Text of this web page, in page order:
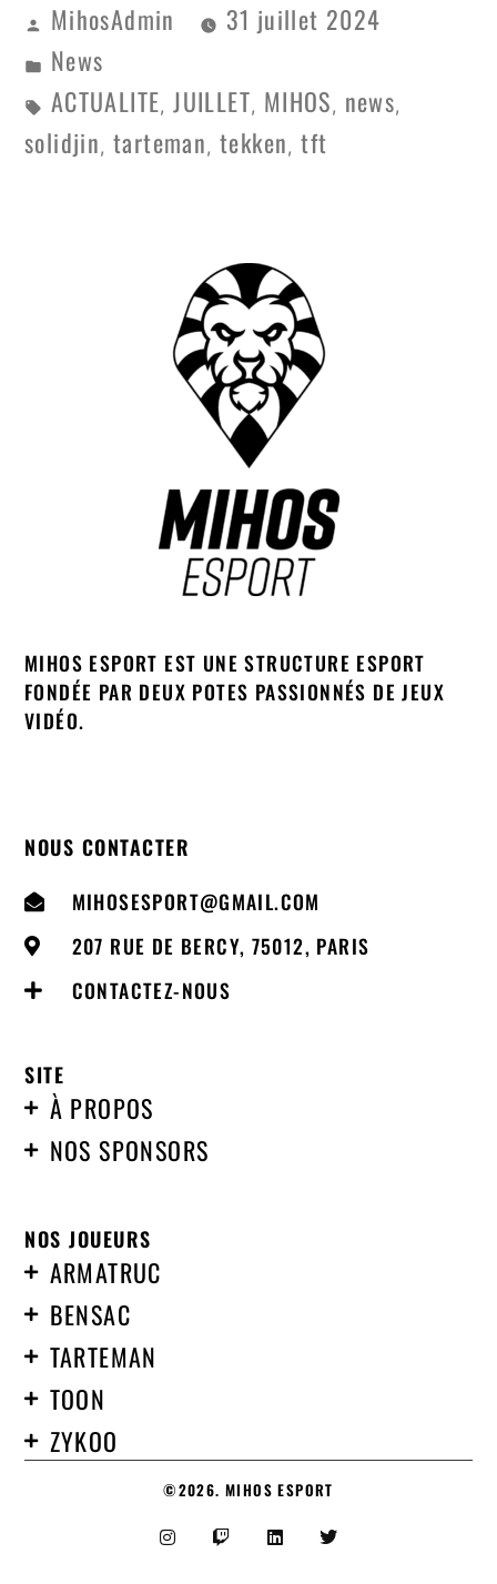
MihosAdmin
31 juillet 2024
News
ACTUALITE,JUILLET, MIHOS, news,
solidjin,tarteman,tekken,tft
MIHOS ESPORT EST UNE STRUCTURE ESPORT
FONDÉE PAR DEUX POTES PASSIONNÉS DE JEUX
VIDÉO.
NOUS CONTACTER
MIHOSESPORT@GMAIL.COM
207 RUE DE BERCY, 75012, PARIS
CONTACTEZ-NOUS
SITE
À PROPOS
NOS SPONSORS
NOS JOUEURS
ARMATRUC
BENSAC
TARTEMAN
TOON
ZYKOO
©2026. MIHOS ESPORT